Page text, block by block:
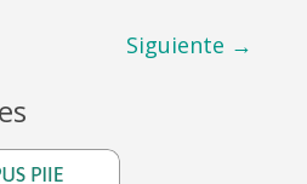
Siguiente →